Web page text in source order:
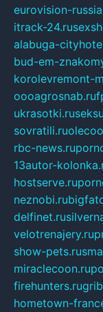
eurovision-
itrack-24.ru
alabuga-
bud-em-
korolevremont-
oooagrosnab.ru
ukrasotki.ru
sovratili.ru
rbc-news.ru
13autor-
hostserve.ru
neznobi.ru
delfinet.ru
velotrenajery.ru
show-pets.ru
miraclecoon.ru
firehunters.ru
hometown-